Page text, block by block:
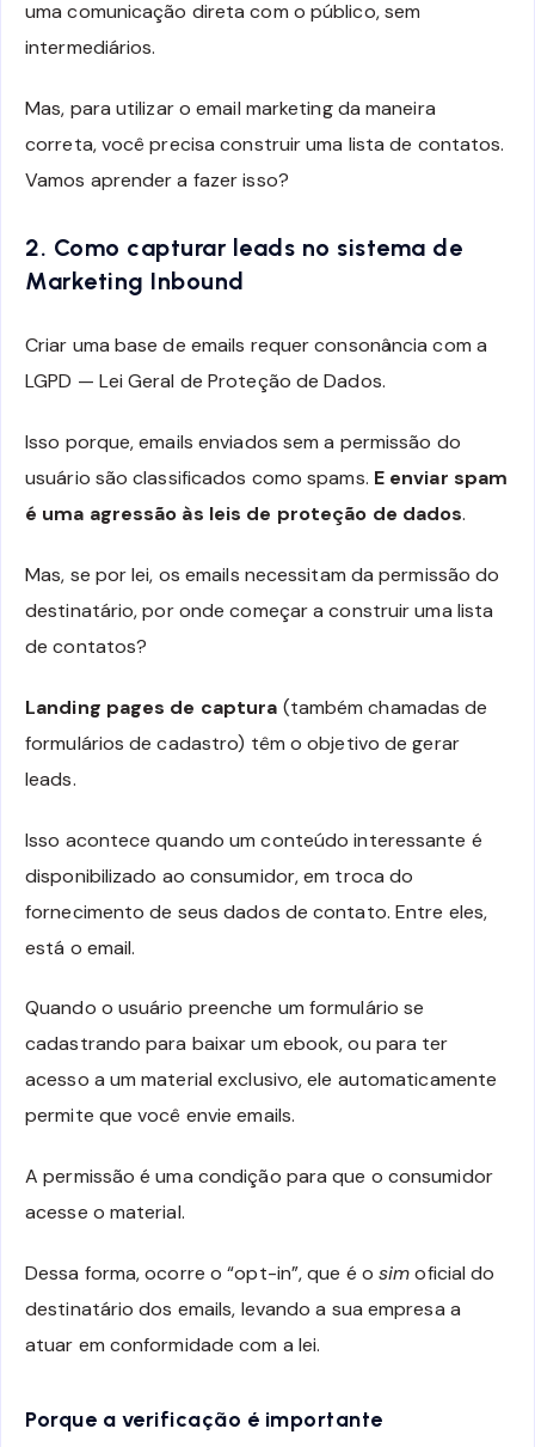
uma comunicação direta com o público, sem
intermediários.
Mas, para utilizar o email marketing da maneira
correta, você precisa construir uma lista de contatos.
Vamos aprender a fazer isso?
2. Como capturar leads no sistema de
Marketing Inbound
Criar uma base de emails requer consonância com a
LGPD — Lei Geral de Proteção de Dados.
Isso porque, emails enviados sem a permissão do
usuário são classificados como spams. E enviar spam
é uma agressão às leis de proteção de dados.
Mas, se por lei, os emails necessitam da permissão do
destinatário, por onde começar a construir uma lista
de contatos?
Landing pages de captura (também chamadas de
formulários de cadastro) têm o objetivo de gerar
leads.
Isso acontece quando um conteúdo interessante é
disponibilizado ao consumidor, em troca do
fornecimento de seus dados de contato. Entre eles,
está o email.
Quando o usuário preenche um formulário se
cadastrando para baixar um ebook, ou para ter
acesso a um material exclusivo, ele automaticamente
permite que você envie emails.
A permissão é uma condição para que o consumidor
acesse o material.
Dessa forma, ocorre o “opt-in”, que é o simoficial do
destinatário dos emails, levando a sua empresa a
atuar em conformidade com a lei.
Porque a verificação é importante